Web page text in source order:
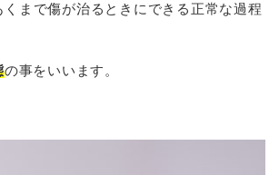
まで傷が治るときにできる正常な過程
の事をいいます。